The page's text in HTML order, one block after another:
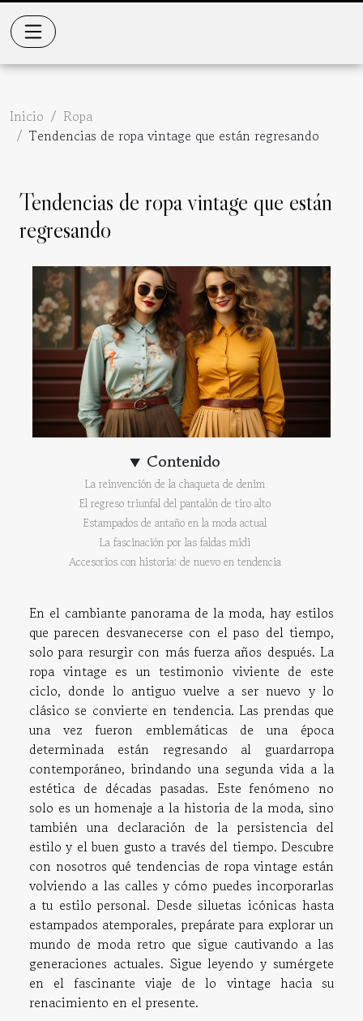
Inicio
Ropa
Tendencias de ropa vintage que están regresando
Tendencias de ropa vintage que están
regresando
Contenido
La reinvención de la chaqueta de denim
El regreso triunfal del pantalón de tiro alto
Estampados de antaño en la moda actual
La fascinación por las faldas midi
Accesorios con historia: de nuevo en tendencia
En el cambiante panorama de la moda, hay estilos
que parecen desvanecerse con el paso del tiempo,
solo para resurgir con más fuerza años después. La
ropa vintage es un testimonio viviente de este
ciclo, donde lo antiguo vuelve a ser nuevo y lo
clásico se convierte en tendencia. Las prendas que
una vez fueron emblemáticas de una época
determinada están regresando al guardarropa
contemporáneo, brindando una segunda vida a la
estética de décadas pasadas. Este fenómeno no
solo es un homenaje a la historia de la moda, sino
también una declaración de la persistencia del
estilo y el buen gusto a través del tiempo. Descubre
con nosotros qué tendencias de ropa vintage están
volviendo a las calles y cómo puedes incorporarlas
a tu estilo personal. Desde siluetas icónicas hasta
estampados atemporales, prepárate para explorar un
mundo de moda retro que sigue cautivando a las
generaciones actuales. Sigue leyendo y sumérgete
en el fascinante viaje de lo vintage hacia su
renacimiento en el presente.